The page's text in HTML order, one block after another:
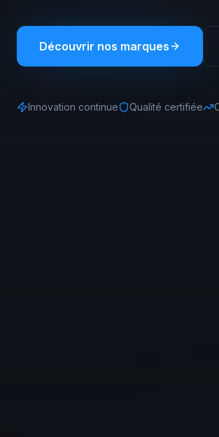
Découvrir nos marques
Innovation continue Qualité certifiée